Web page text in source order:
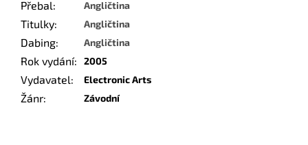
Přebal: Angličtina
Titulky: Angličtina
Dabing: Angličtina
Rok vydání: 2005
Vydavatel: Electronic Arts
Žánr: Závodní